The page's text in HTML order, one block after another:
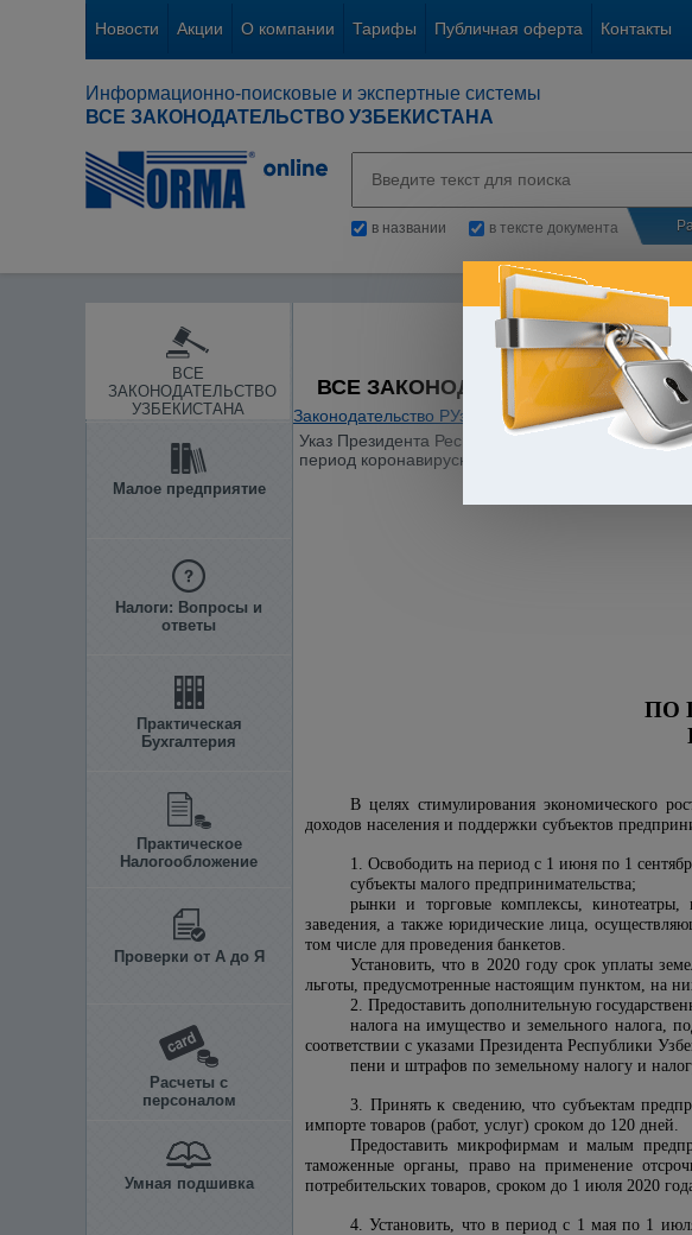
Новости Акции О компании Тарифы Публичная оферта Контакты
Информационно-поисковые и экспертные системы
ВСЕ ЗАКОНОДАТЕЛЬСТВО УЗБЕКИСТАНА
в названии в тексте документа
ВСЕ
ЗАКОНОДАТЕЛЬСТВО
УЗБЕКИСТАНА
Малое предприятие
Налоги: Вопросы и
ответы
Практическая
Бухгалтерия
Практическое
Налогообложение
Проверки от А до Я
Расчеты с
персоналом
Умная подшивка
ВСЕ ЗАКОНОДАТЕЛЬСТВО
Законодательство РУз Налоги. Обязательные
Указ Президента Республики Узбекистан от
период коронавирусной пандемии"
ПО
В целях стимулирования экономического
доходов населения и поддержки субъектов
1. Освободить на период с 1 июня по 1
субъекты малого предпринимательства;
рынки и торговые комплексы, кинотеатры,
заведения, а также юридические лица,
том числе для проведения банкетов.
Установить, что в 2020 году срок уплаты
льготы, предусмотренные настоящим пунктом, на
2. Предоставить дополнительную
налога на имущество и земельного налога,
соответствии с указами Президента Республики
пени и штрафов по земельному налогу и
3. Принять к сведению, что субъектам
импорте товаров (работ, услуг) сроком до 120 дней.
Предоставить микрофирмам и малым
таможенные органы, право на применение
потребительских товаров, сроком до 1 июля 2020
4. Установить, что в период с 1 мая по 1